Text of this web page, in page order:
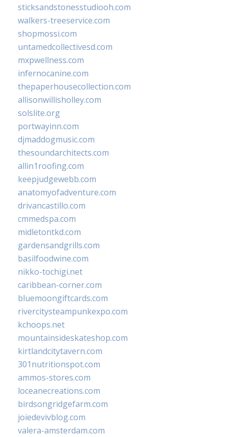
sticksandstonesstudiooh.com
walkers-treeservice.com
shopmossi.com
untamedcollectivesd.com
mxpwellness.com
infernocanine.com
thepaperhousecollection.com
allisonwillisholley.com
solslite.org
portwayinn.com
djmaddogmusic.com
thesoundarchitects.com
allin1roofing.com
keepjudgewebb.com
anatomyofadventure.com
drivancastillo.com
cmmedspa.com
midletontkd.com
gardensandgrills.com
basilfoodwine.com
nikko-tochigi.net
caribbean-corner.com
bluemoongiftcards.com
rivercitysteampunkexpo.com
kchoops.net
mountainsideskateshop.com
kirtlandcitytavern.com
301nutritionspot.com
ammos-stores.com
loceanecreations.com
birdsongridgefarm.com
joiedevivblog.com
valera-amsterdam.com